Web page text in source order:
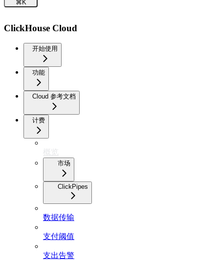
⌘ K
ClickHouse Cloud
开始使用
功能
Cloud 参考文档
计费
概览
市场
ClickPipes
数据传输
支付阈值
支出告警